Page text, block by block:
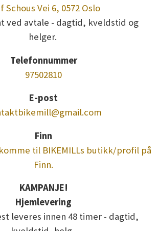
Schous Vei 6, 0572 Oslo
ved avtale - dagtid, kveldstid og
helger.
Telefonnummer
97502810
E-post
Finn
til BIKEMILLs butikk/profil på
Finn.
KAMPANJE!
Hjemlevering
leveres innen 48 timer - dagtid,